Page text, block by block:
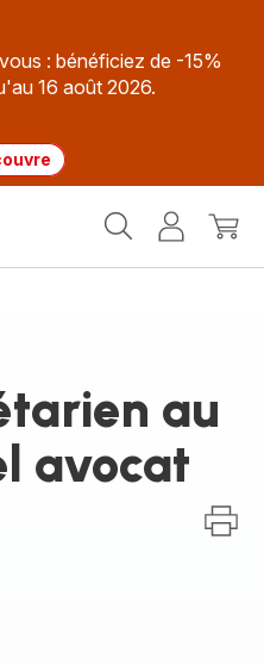
: bénéficiez de -15%
16 août 2026.
MonMon
au
avocat